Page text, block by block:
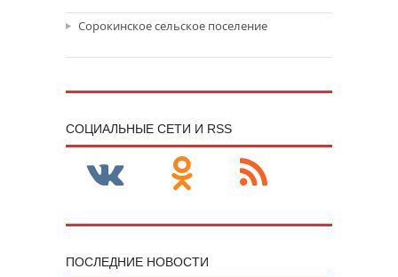
Сорокинское сельское поселение
CОЦИАЛЬНЫЕ СЕТИ И RSS
ПОСЛЕДНИЕ НОВОСТИ